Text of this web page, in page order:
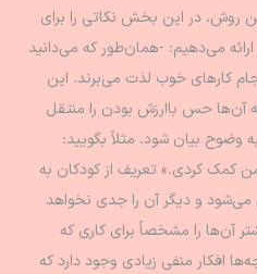
روش، در این بخش نکاتی را برای
می‌دهیم: -همان‌طور که می‌دانید
کارهای خوب لذت می‌برند. این
آن‌ها حس باارزش بودن را منتقل
وضوح بیان شود. مثلاً بگویید:
کمک کردی.» تعریف از کودکان به
می‌شود و دیگر آن را جدی نخواهد
آن‌ها را مشخصاً برای کاری که
افکار منفی زیادی وجود دارد که